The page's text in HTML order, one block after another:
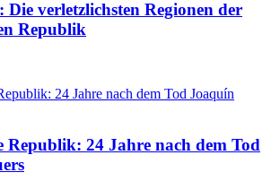
verletzlichsten Regionen der
Republik
Republik: 24 Jahre nach dem Tod